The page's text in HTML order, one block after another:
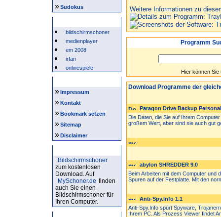
»Sudokus
bildschirmschoner
medienplayer
em 2008
irfan
onlinespiele
»Impressum
»Kontakt
»Bookmark setzen
»Sitemap
»Disclaimer
Bildschirmschoner
zum kostenlosen
Download. Auf
MySchoner.de finden
auch Sie einen
Bildschirmschoner für
Ihren Computer.
Weitere Informationen zu
Programm
Hier können
Download Programme der
Paragon Drive Backup
Die Daten, die Sie auf Ihrem
großem Wert, aber sind sie auch gut
abylon SHREDDER 9.0
Beim Arbeiten mit dem Computer und
Spuren auf der Festplatte. Mit den
Anti-Spy.Info 1.1
Anti-Spy.Info spürt Spyware,
Ihrem PC. Als Prozess Viewer findet